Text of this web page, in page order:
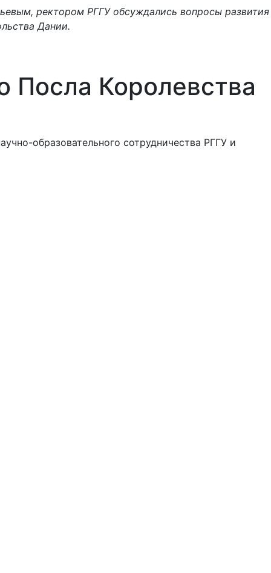
ректором РГГУ обсуждались вопросы развития
Дании.
Посла Королевства
образовательного сотрудничества РГГУ и